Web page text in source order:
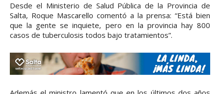
Desde el Ministerio de Salud Pública de la Provincia de
Salta, Roque Mascarello comentó a la prensa: “Está bien
que la gente se inquiete, pero en la provincia hay 800
casos de tuberculosis todos bajo tratamientos”.